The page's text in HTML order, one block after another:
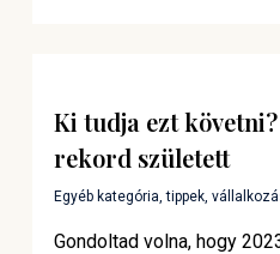
Ki tudja ezt
rekord született
Egyéb kategória,tippek,
Gondoltad volna, hogy